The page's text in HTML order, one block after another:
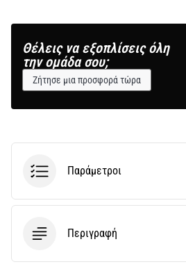
Θέλεις να εξοπλίσεις όλη
την ομάδα σου;
Ζήτησε μια προσφορά τώρα
Παράμετροι
Περιγραφή